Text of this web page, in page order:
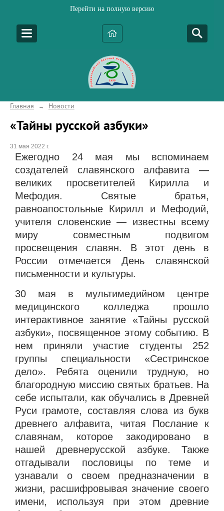
Перейти на полную версию
Главная → Новости
«Тайны русской азбуки»
31 мая 2022 г.
Ежегодно 24 мая мы вспоминаем
создателей славянского алфавита —
великих просветителей Кирилла и
Мефодия. Святые братья,
равноапостольные Кирилл и Мефодий,
учителя словенские — известны всему
миру совместным подвигом
просвещения славян. В этот день в
России отмечается День славянской
письменности и культуры.
30 мая в мультимедийном центре
медицинского колледжа прошло
интерактивное занятие «Тайны русской
азбуки», посвященное этому событию. В
нем приняли участие студенты 252
группы специальности «Сестринское
дело». Ребята оценили трудную, но
благородную миссию святых братьев. На
себе испытали, как обучались в Древней
Руси грамоте, составляя слова из букв
древнего алфавита, читая Послание к
славянам, которое закодировано в
нашей древнерусской азбуке. Также
отгадывали пословицы по теме и
узнавали о своем предназначении в
жизни, расшифровывая значение своего
имени, используя при этом древние